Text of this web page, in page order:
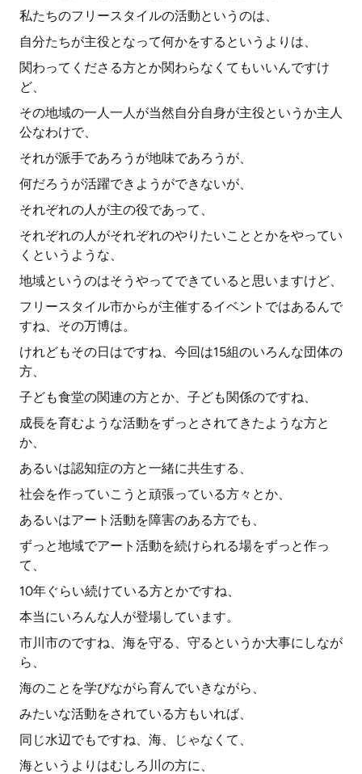
私たちのフリースタイルの活動というのは、
自分たちが主役となって何かをするというよりは、
関わってくださる方とか関わらなくてもいいんですけ
ど、
その地域の一人一人が当然自分自身が主役というか主人
公なわけで、
それが派手であろうが地味であろうが、
何だろうが活躍できようができないが、
それぞれの人が主の役であって、
それぞれの人がそれぞれのやりたいこととかをやってい
くというような、
地域というのはそうやってできていると思いますけど、
フリースタイル市からが主催するイベントではあるんで
すね、その万博は。
けれどもその日はですね、今回は15組のいろんな団体の
方、
子ども食堂の関連の方とか、子ども関係のですね、
成長を育むような活動をずっとされてきたような方と
か、
あるいは認知症の方と一緒に共生する、
社会を作っていこうと頑張っている方々とか、
あるいはアート活動を障害のある方でも、
ずっと地域でアート活動を続けられる場をずっと作っ
て、
10年ぐらい続けている方とかですね、
本当にいろんな人が登場しています。
市川市のですね、海を守る、守るというか大事にしなが
ら、
海のことを学びながら育んでいきながら、
みたいな活動をされている方もいれば、
同じ水辺でもですね、海、じゃなくて、
海というよりはむしろ川の方に、